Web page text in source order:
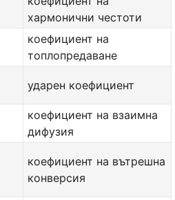
хармонични честоти
коефициент на
топлопредаване
ударен коефициент
коефициент на взаимна
дифузия
коефициент на вътрешна
конверсия